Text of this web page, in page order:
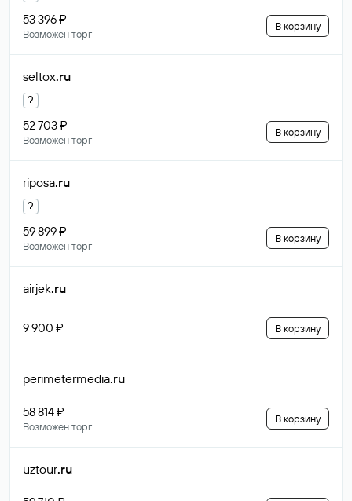
53 396 ₽
Возможен торг
В корзину
seltox.ru
?
52 703 ₽
Возможен торг
В корзину
riposa.ru
?
59 899 ₽
Возможен торг
В корзину
airjek.ru
9 900 ₽ В корзину
perimetermedia.ru
58 814 ₽
Возможен торг
В корзину
uztour.ru